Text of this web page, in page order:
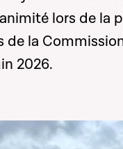
lors de la
de la
2026.